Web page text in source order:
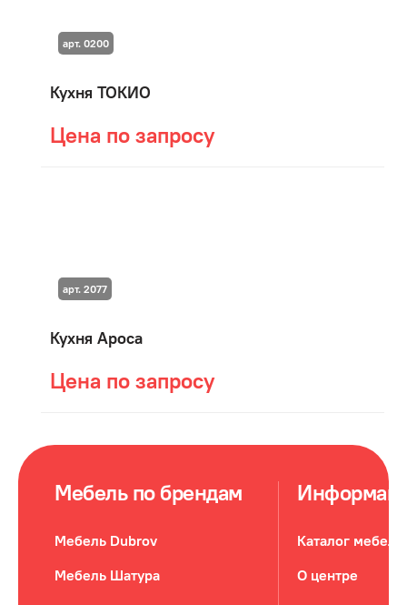
Кухня ТОКИО
Цена по запросу
арт. 0200
Кухня Ароса
Цена по запросу
арт. 2077
Мебель по брендам
Мебель Dubrov
Мебель Шатура
Каталог мебели
О центре